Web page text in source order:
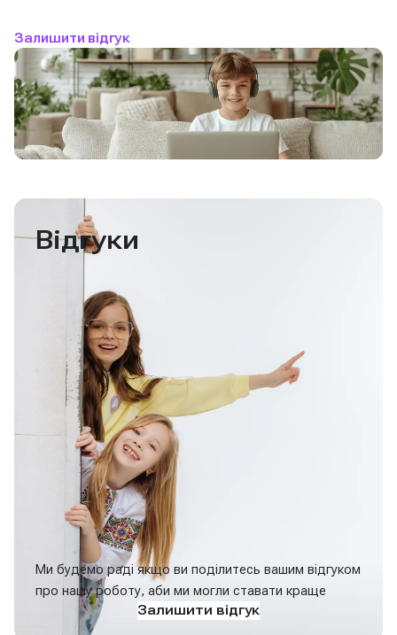
Залишити відгук
Відгуки
Ми будемо раді якщо ви поділитесь вашим відгуком
про нашу роботу, аби ми могли ставати краще
Залишити відгук